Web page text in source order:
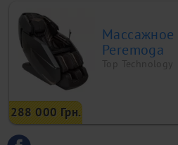
Массажное
Peremoga
288 000 Грн.